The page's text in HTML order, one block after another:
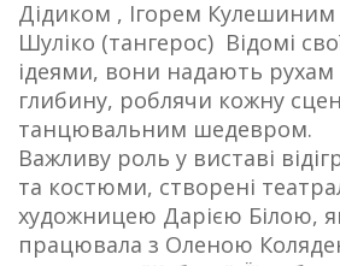
Дідиком , Ігорем Кулешиним
Шуліко (тангерос) Відомі
ідеями, вони надають рухам
глибину, роблячи кожну
танцювальним шедевром.
Важливу роль у виставі
та костюми, створені
художницею Дарією Білою,
працювала з Оленою